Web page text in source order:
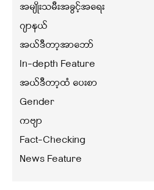
အမျိုးသမီးအခွင့်အရေး
ဂျာနယ်
အယ်ဒီတာ့အာဘော်
In-depth Feature
အယ်ဒီတာ့ထံ ပေးစာ
Gender
ကဗျာ
Fact-Checking
News Feature